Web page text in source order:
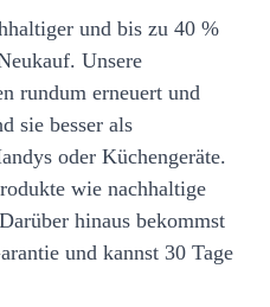
und bis zu 40 %
Unsere
rundum erneuert und
sie besser als
oder Küchengeräte.
wie nachhaltige
hinaus bekommst
und kannst 30 Tage